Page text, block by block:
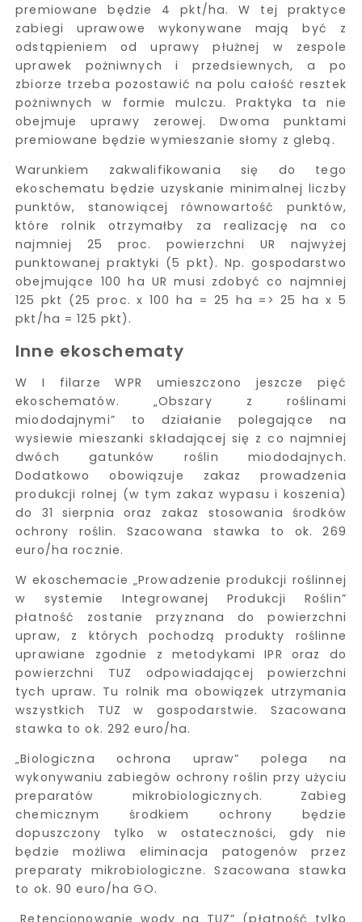
premiowane będzie 4 pkt/ha. W tej praktyce
zabiegi uprawowe wykonywane mają być z
odstąpieniem od uprawy płużnej w zespole
uprawek pożniwnych i przedsiewnych, a po
zbiorze trzeba pozostawić na polu całość resztek
pożniwnych w formie mulczu. Praktyka ta nie
obejmuje uprawy zerowej. Dwoma punktami
premiowane będzie wymieszanie słomy z glebą.
Warunkiem zakwalifikowania się do tego
ekoschematu będzie uzyskanie minimalnej liczby
punktów, stanowiącej równowartość punktów,
które rolnik otrzymałby za realizację na co
najmniej 25 proc. powierzchni UR najwyżej
punktowanej praktyki (5 pkt). Np. gospodarstwo
obejmujące 100 ha UR musi zdobyć co najmniej
125 pkt (25 proc. x 100 ha = 25 ha => 25 ha x 5
pkt/ha = 125 pkt).
Inne ekoschematy
W I filarze WPR umieszczono jeszcze pięć
ekoschematów. „Obszary z roślinami
miododajnymi” to działanie polegające na
wysiewie mieszanki składającej się z co najmniej
dwóch gatunków roślin miododajnych.
Dodatkowo obowiązuje zakaz prowadzenia
produkcji rolnej (w tym zakaz wypasu i koszenia)
do 31 sierpnia oraz zakaz stosowania środków
ochrony roślin. Szacowana stawka to ok. 269
euro/ha rocznie.
W ekoschemacie „Prowadzenie produkcji roślinnej
w systemie Integrowanej Produkcji Roślin”
płatność zostanie przyznana do powierzchni
upraw, z których pochodzą produkty roślinne
uprawiane zgodnie z metodykami IPR oraz do
powierzchni TUZ odpowiadającej powierzchni
tych upraw. Tu rolnik ma obowiązek utrzymania
wszystkich TUZ w gospodarstwie. Szacowana
stawka to ok. 292 euro/ha.
„Biologiczna ochrona upraw” polega na
wykonywaniu zabiegów ochrony roślin przy użyciu
preparatów mikrobiologicznych. Zabieg
chemicznym środkiem ochrony będzie
dopuszczony tylko w ostateczności, gdy nie
będzie możliwa eliminacja patogenów przez
preparaty mikrobiologiczne. Szacowana stawka
to ok. 90 euro/ha GO.